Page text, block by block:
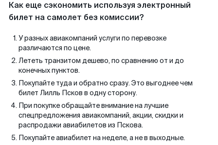
Как еще сэкономить используя электронный
билет на самолет без комиссии?
У разных авиакомпаний услуги по перевозке
различаются по цене.
Лететь транзитом дешево, по сравнению от и до
конечных пунктов.
Покупайте туда и обратно сразу. Это выгоднее чем
билет Лилль Псков в одну сторону.
При покупке обращайте внимание на лучшие
спецпредложения авиакомпаний, акции, скидки и
распродажи авиабилетов из Пскова.
Покупайте авиабилет на неделе, а не в выходные.